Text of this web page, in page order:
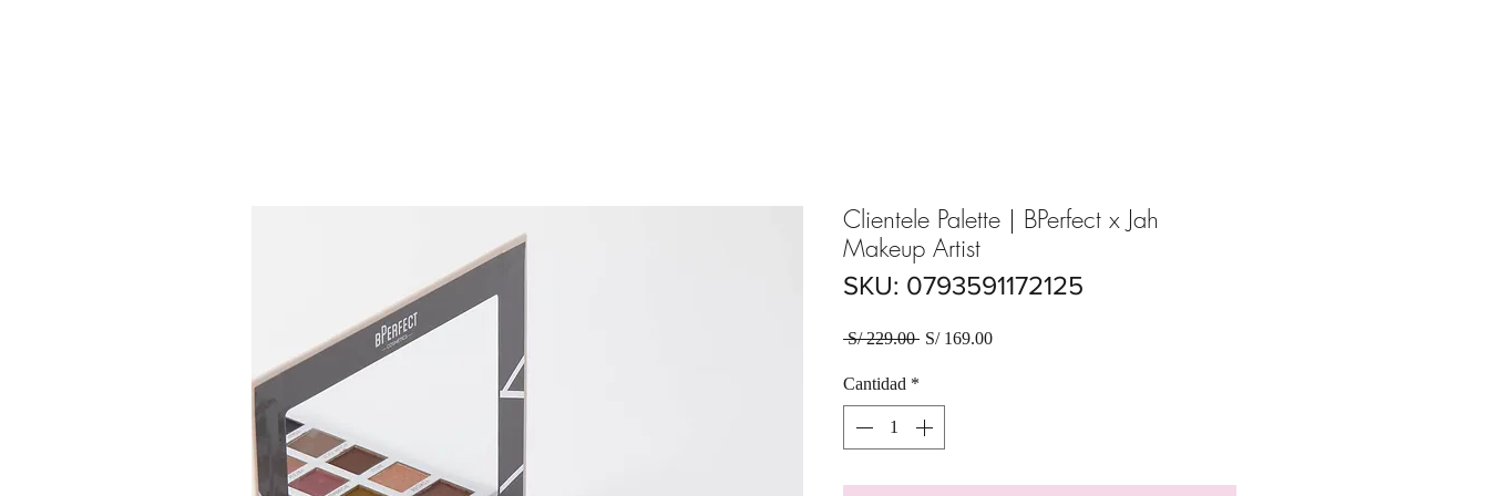
Clientele Palette | BPerfect x Jah
Makeup Artist
SKU: 0793591172125
S/ 229.00 Precio
S/ 169.00Precio
Cantidad *